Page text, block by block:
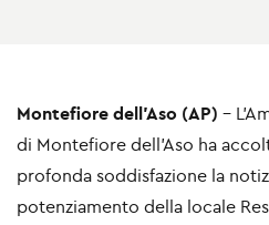
Montefiore dell’Aso (AP) –
di Montefiore dell’Aso ha
profonda soddisfazione la
potenziamento della locale